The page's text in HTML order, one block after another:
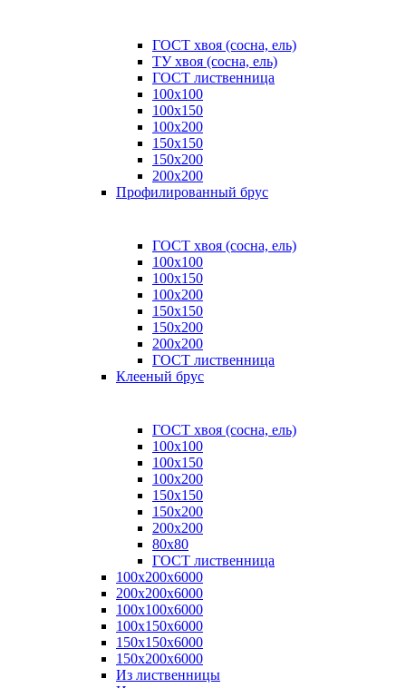
ГОСТ хвоя (сосна, ель)
ТУ хвоя (сосна, ель)
ГОСТ лиственница
100х100
100х150
100х200
150х150
150х200
200х200
Профилированный брус
ГОСТ хвоя (сосна, ель)
100x100
100x150
100x200
150x150
150x200
200x200
ГОСТ лиственница
Клееный брус
ГОСТ хвоя (сосна, ель)
100x100
100x150
100x200
150x150
150x200
200x200
80х80
ГОСТ лиственница
100х200х6000
200х200х6000
100х100х6000
100х150х6000
150х150х6000
150х200х6000
Из лиственницы